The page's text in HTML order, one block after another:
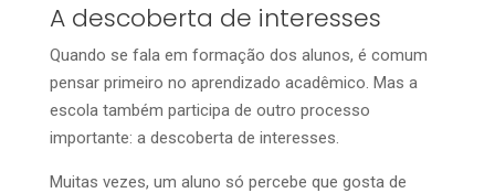
A descoberta de interesses
Quando se fala em formação dos alunos, é comum
pensar primeiro no aprendizado acadêmico. Mas a
escola também participa de outro processo
importante: a descoberta de interesses.
Muitas vezes, um aluno só percebe que gosta de